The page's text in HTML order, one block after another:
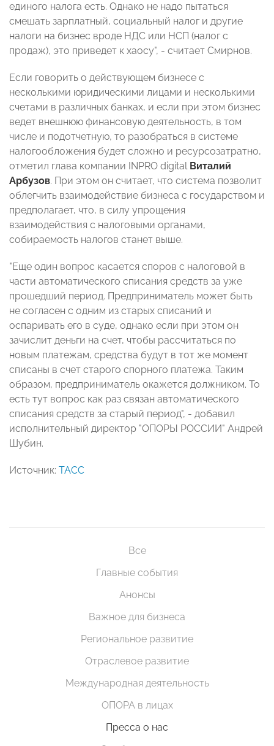
единого налога есть. Однако не надо пытаться
смешать зарплатный, социальный налог и другие
налоги на бизнес вроде НДС или НСП (налог с
продаж), это приведет к хаосу", - считает Смирнов.
Если говорить о действующем бизнесе с
несколькими юридическими лицами и несколькими
счетами в различных банках, и если при этом бизнес
ведет внешнюю финансовую деятельность, в том
числе и подотчетную, то разобраться в системе
налогообложения будет сложно и ресурсозатратно,
отметил глава компании INPRO digital Виталий
Арбузов. При этом он считает, что система позволит
облегчить взаимодействие бизнеса с государством и
предполагает, что, в силу упрощения
взаимодействия с налоговыми органами,
собираемость налогов станет выше.
"Еще один вопрос касается споров с налоговой в
части автоматического списания средств за уже
прошедший период. Предприниматель может быть
не согласен с одним из старых списаний и
оспаривать его в суде, однако если при этом он
зачислит деньги на счет, чтобы рассчитаться по
новым платежам, средства будут в тот же момент
списаны в счет старого спорного платежа. Таким
образом, предприниматель окажется должником. То
есть тут вопрос как раз связан автоматического
списания средств за старый период", - добавил
исполнительный директор "ОПОРЫ РОССИИ" Андрей
Шубин.
Источник: ТАСС
Все
Главные события
Анонсы
Важное для бизнеса
Региональное развитие
Отраслевое развитие
Международная деятельность
ОПОРА в лицах
Пресса о нас